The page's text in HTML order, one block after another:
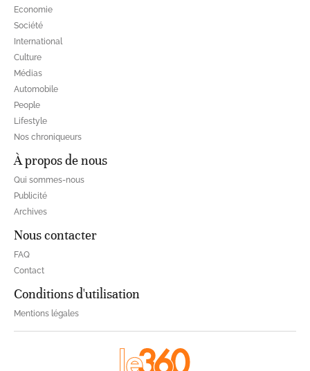
Economie
Société
International
Culture
Médias
Automobile
People
Lifestyle
Nos chroniqueurs
À propos de nous
Qui sommes-nous
Publicité
Archives
Nous contacter
FAQ
Contact
Conditions d'utilisation
Mentions légales